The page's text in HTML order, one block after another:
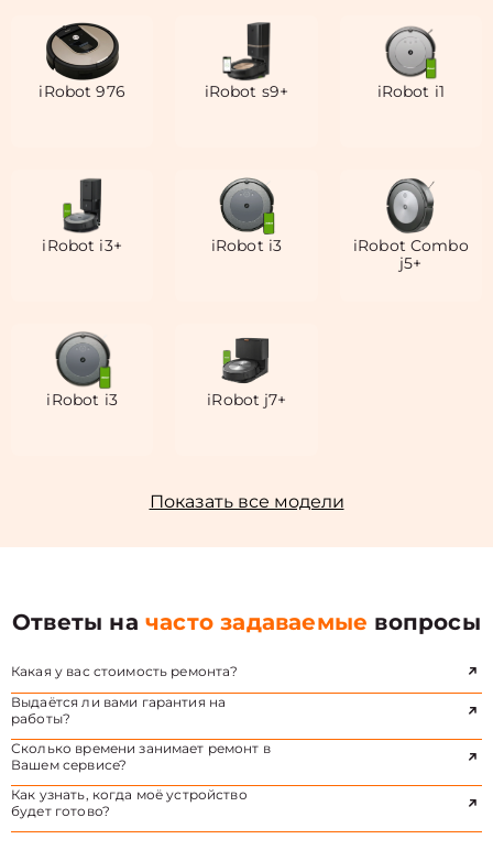
iRobot 976 iRobot s9+ iRobot i1
iRobot i3+ iRobot i3
iRobot Combo
j5+
iRobot i3 iRobot j7+
Показать все модели
Ответы начасто задаваемые вопросы
Какая у вас стоимость ремонта?
Выдаётся ли вами гарантия на
работы?
Сколько времени занимает ремонт в
Вашем сервисе?
Как узнать, когда моё устройство
будет готово?